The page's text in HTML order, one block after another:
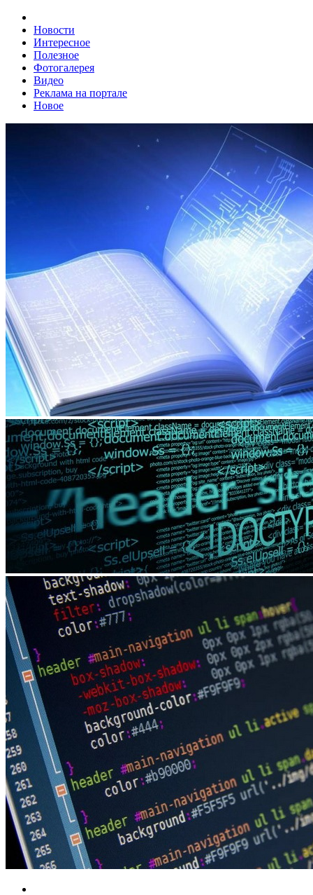
Новости
Интересное
Полезное
Фотогалерея
Видео
Реклама на портале
Новое